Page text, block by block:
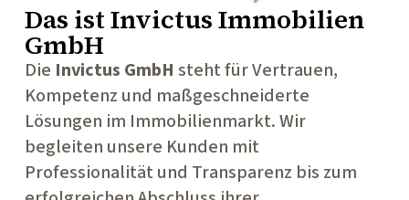
Das istInvictus Immobilien
GmbH
Die Invictus GmbH steht für Vertrauen,
Kompetenz und maßgeschneiderte
Lösungen im Immobilienmarkt. Wir
begleiten unsere Kunden mit
Professionalität und Transparenz bis zum